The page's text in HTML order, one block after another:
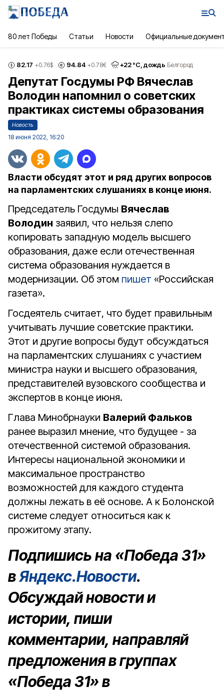
80 лет Победы Статьи Новости Официальные
82.17 +0.76$ 94.84 +0.78€ +22°С, дождь Белгород
Депутат Госдумы РФ Вячеслав
Володин напомнил о советских
практиках системы образования
Новость
18 июня 2022, 16:20
Власти обсудят этот и ряд других вопросов
на парламентских слушаниях в конце июня.
Председатель Госдумы Вячеслав
Володин заявил, что нельзя слепо
копировать западную модель высшего
образования, даже если отечественная
система образования нуждается в
модернизации. Об этом пишет «Российская
газета».
Госдеятель считает, что будет правильным
учитывать лучшие советские практики.
Этот и другие вопросы будут обсуждаться
на парламентских слушаниях с участием
министра науки и высшего образования,
представителей вузовского сообщества и
экспертов в конце июня.
Глава Минобрнауки Валерий Фальков
ранее выразил мнение, что будущее - за
отечественной системой образования.
Интересы национальной экономики и
максимальное пространство
возможностей для каждого студента
должны лежать в её основе. А к Болонской
системе следует относиться как к
прожитому этапу.
Подпишись на «Победа 31»
вЯндекс.Новости.
Обсуждай новости и
истории, пиши
комментарии, направляй
предложения в группах
«Победа 31» в